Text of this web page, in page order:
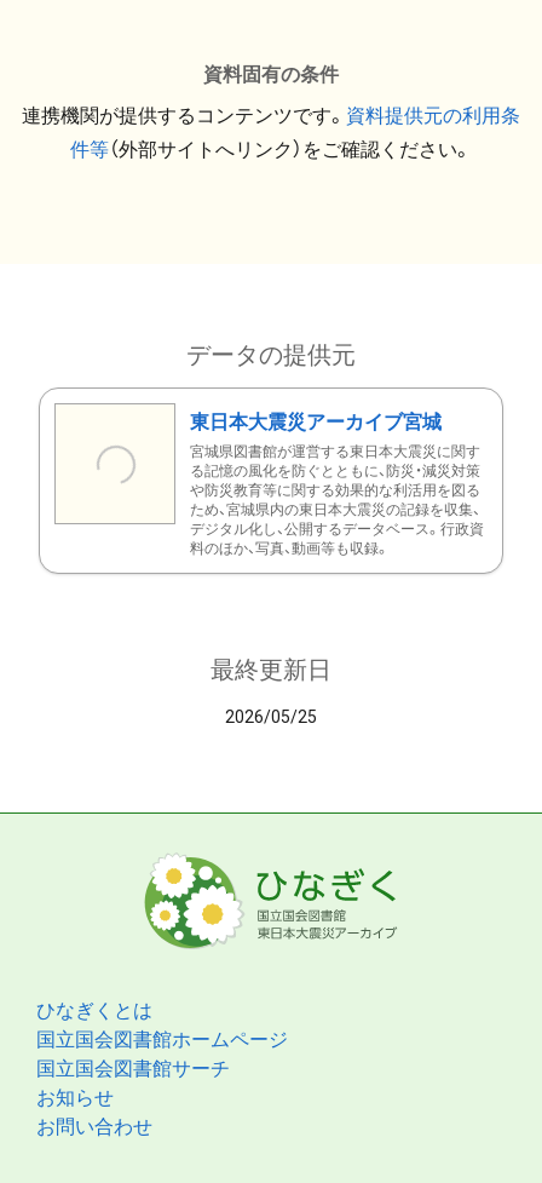
資料固有の条件
連携機関が提供するコンテンツです。 資料提供元の利用条
件等（外部サイトへリンク）をご確認ください。
データの提供元
東日本大震災アーカイブ宮城
宮城県図書館が運営する東日本大震災に関す
る記憶の風化を防ぐとともに、防災・減災対策
や防災教育等に関する効果的な利活用を図る
ため、宮城県内の東日本大震災の記録を収集、
デジタル化し、公開するデータベース。行政資
料のほか、写真、動画等も収録。
最終更新日
2026/05/25
ひなぎくとは
国立国会図書館ホームページ
国立国会図書館サーチ
お知らせ
お問い合わせ